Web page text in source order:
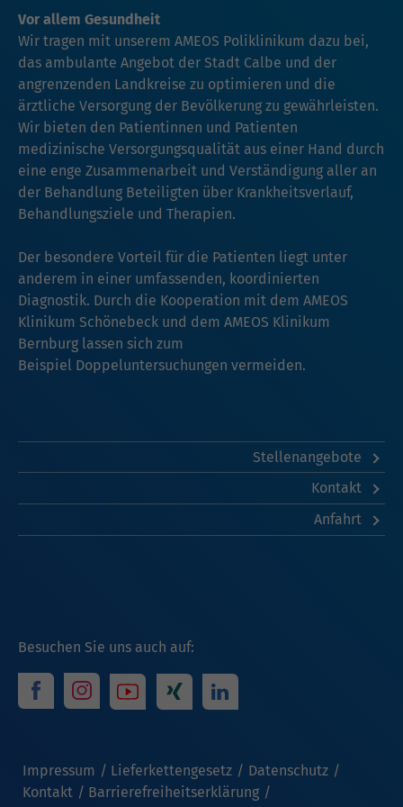
Vor allem Gesundheit
Wir tragen mit unserem AMEOS Poliklinikum dazu bei,
das ambulante Angebot der Stadt Calbe und der
angrenzenden Landkreise zu optimieren und die
ärztliche Versorgung der Bevölkerung zu gewährleisten.
Wir bieten den Patientinnen und Patienten
medizinische Versorgungsqualität aus einer Hand durch
eine enge Zusammenarbeit und Verständigung aller an
der Behandlung Beteiligten über Krankheitsverlauf,
Behandlungsziele und Therapien.
Der besondere Vorteil für die Patienten liegt unter
anderem in einer umfassenden, koordinierten
Diagnostik. Durch die Kooperation mit dem AMEOS
Klinikum Schönebeck und dem AMEOS Klinikum
Bernburg lassen sich zum
Beispiel Doppeluntersuchungen vermeiden.
Stellenangebote
Kontakt
Anfahrt
Besuchen Sie uns auch auf:
Impressum Lieferkettengesetz
Datenschutz
Kontakt
Barrierefreiheitserklärung